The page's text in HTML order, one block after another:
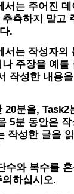
서는 주어진
측하지 말고
.
서는 작성자의
주장을 예를
작성한 내용
20분을, Task2
5분 동안은
작성한 글을
수와 복수를
하십시오.